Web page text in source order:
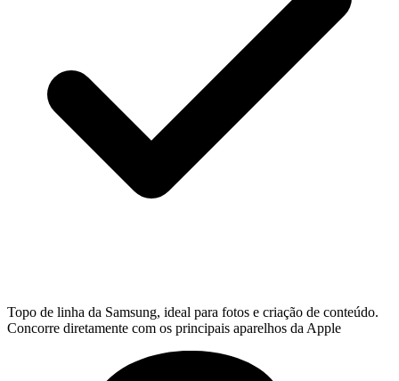
Topo de linha da Samsung, ideal para fotos e criação de conteúdo.
Concorre diretamente com os principais aparelhos da Apple